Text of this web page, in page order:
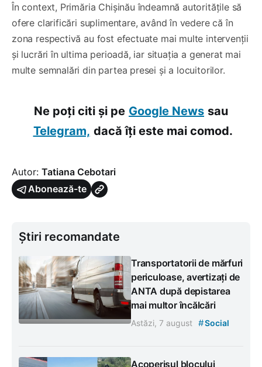
În context, Primăria Chișinău îndeamnă autoritățile să
ofere clarificări suplimentare, având în vedere că în
zona respectivă au fost efectuate mai multe intervenții
și lucrări în ultima perioadă, iar situația a generat mai
multe semnalări din partea presei și a locuitorilor.
Ne poți citi și pe Google News sau
Telegram, dacă îți este mai comod.
Autor: Tatiana Cebotari
Abonează-te
Știri recomandate
Transportatorii de mărfuri
periculoase, avertizați de
ANTA după depistarea
mai multor încălcări
Astăzi, 7 august #Social
Acoperișul blocului